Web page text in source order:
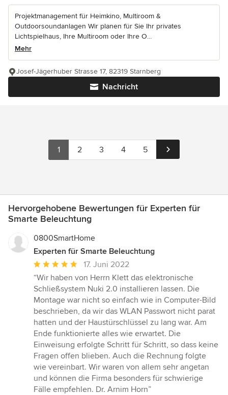
Projektmanagement für Heimkino, Multiroom &
Outdoorsoundanlagen Wir planen für Sie Ihr privates
Lichtspielhaus, Ihre Multiroom oder Ihre O...
Mehr
Nachricht
Josef-Jägerhuber Strasse 17, 82319 Starnberg
1 2 3 4 5
Hervorgehobene Bewertungen für Experten für
Smarte Beleuchtung
0800SmartHome
Experten für Smarte Beleuchtung
Durchschnittliche
Bewertung:
5
von
5
Sternen
17. Juni 2022
“Wir haben von Herrn Klett das elektronische
Schließsystem Nuki 2.0 installieren lassen. Die
Montage war nicht so einfach wie in Computer-Bild
beschrieben, da wir das WLAN Passwort nicht parat
hatten und der Haustürschlüssel zu lang war. Am
Ende funktionierte alles wie erwartet. Die
Einweisung erfolgte Schritt für Schritt, so dass keine
Fragen offen blieben. Auch die Rechnung folgte
wie vereinbart. Wir waren von allem sehr angetan
und können die Firma besonders für schwierige
Fälle empfehlen. Dr. Arnim Horn”